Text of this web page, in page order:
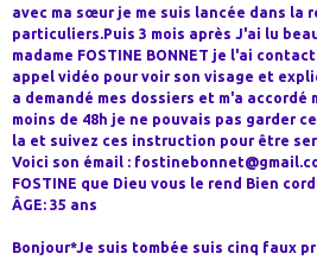
avec ma sœur je me suis lancée dans la
particuliers.Puis 3 mois après J'ai lu
madame FOSTINE BONNET je l'ai
appel vidéo pour voir son visage et
a demandé mes dossiers et m'a accordé
moins de 48h je ne pouvais pas garder
la et suivez ces instruction pour être
Voici son émail :
FOSTINE que Dieu vous le rend Bien
ÂGE: 35 ans
Bonjour*Je suis tombée suis cinq faux